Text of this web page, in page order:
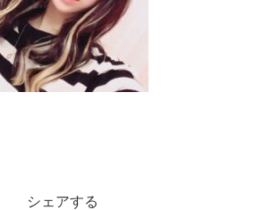
シェアする